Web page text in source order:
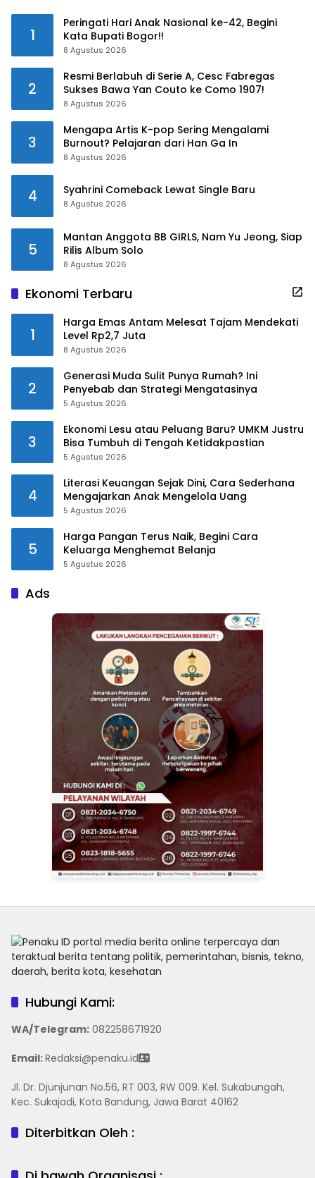
1
Peringati Hari Anak Nasional ke-42, Begini
Kata Bupati Bogor!!
8 Agustus 2026
2
Resmi Berlabuh di Serie A, Cesc Fabregas
Sukses Bawa Yan Couto ke Como 1907!
8 Agustus 2026
3
Mengapa Artis K-pop Sering Mengalami
Burnout? Pelajaran dari Han Ga In
8 Agustus 2026
4 Syahrini Comeback Lewat Single Baru
8 Agustus 2026
5
Mantan Anggota BB GIRLS, Nam Yu Jeong, Siap
Rilis Album Solo
8 Agustus 2026
Ekonomi Terbaru
1
Harga Emas Antam Melesat Tajam Mendekati
Level Rp2,7 Juta
8 Agustus 2026
2
Generasi Muda Sulit Punya Rumah? Ini
Penyebab dan Strategi Mengatasinya
5 Agustus 2026
3
Ekonomi Lesu atau Peluang Baru? UMKM Justru
Bisa Tumbuh di Tengah Ketidakpastian
5 Agustus 2026
4
Literasi Keuangan Sejak Dini, Cara Sederhana
Mengajarkan Anak Mengelola Uang
5 Agustus 2026
5
Harga Pangan Terus Naik, Begini Cara
Keluarga Menghemat Belanja
5 Agustus 2026
Ads
Hubungi Kami:
WA/Telegram: 082258671920
Email:Redaksi@penaku.id
Jl. Dr. Djunjunan No.56, RT 003, RW 009. Kel. Sukabungah,
Kec. Sukajadi, Kota Bandung, Jawa Barat 40162
Diterbitkan Oleh :